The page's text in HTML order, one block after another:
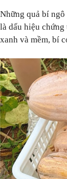
Những quả bí
là dấu hiệu
xanh và mềm, bí